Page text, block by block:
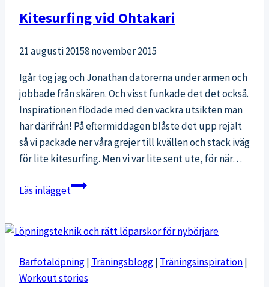
Kitesurfing vid Ohtakari
21 augusti 20158 november 2015
Igår tog jag och Jonathan datorerna under armen och
jobbade från skären. Och visst funkade det det också.
Inspirationen flödade med den vackra utsikten man
har därifrån! På eftermiddagen blåste det upp rejält
så vi packade ner våra grejer till kvällen och stack iväg
för lite kitesurfing. Men vi var lite sent ute, för när…
Läs inläggetKitesurfing
Barfotalöpning| Träningsblogg| Träningsinspiration|
Workout stories